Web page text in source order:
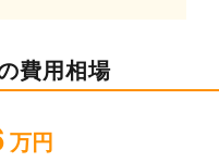
費用相場
万円